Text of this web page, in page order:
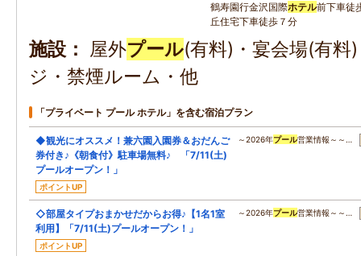
鶴寿園行金沢国際ホテル前下車徒
丘住宅下車徒歩７分
施設 屋外プール(有料)・宴会場(有
ジ・禁煙ルーム・他
「プライベート プール ホテル」を含む宿泊プラン
◆観光にオススメ！兼六園入園券＆おだんご
券付き♪《朝食付》駐車場無料♪ 「7/11(土)
プールオープン！」
ポイントUP
～2026年プール営業情報～～…
◇部屋タイプおまかせだからお得♪【1名1室
利用】「7/11(土)プールオープン！」
ポイントUP
～2026年プール営業情報～～…